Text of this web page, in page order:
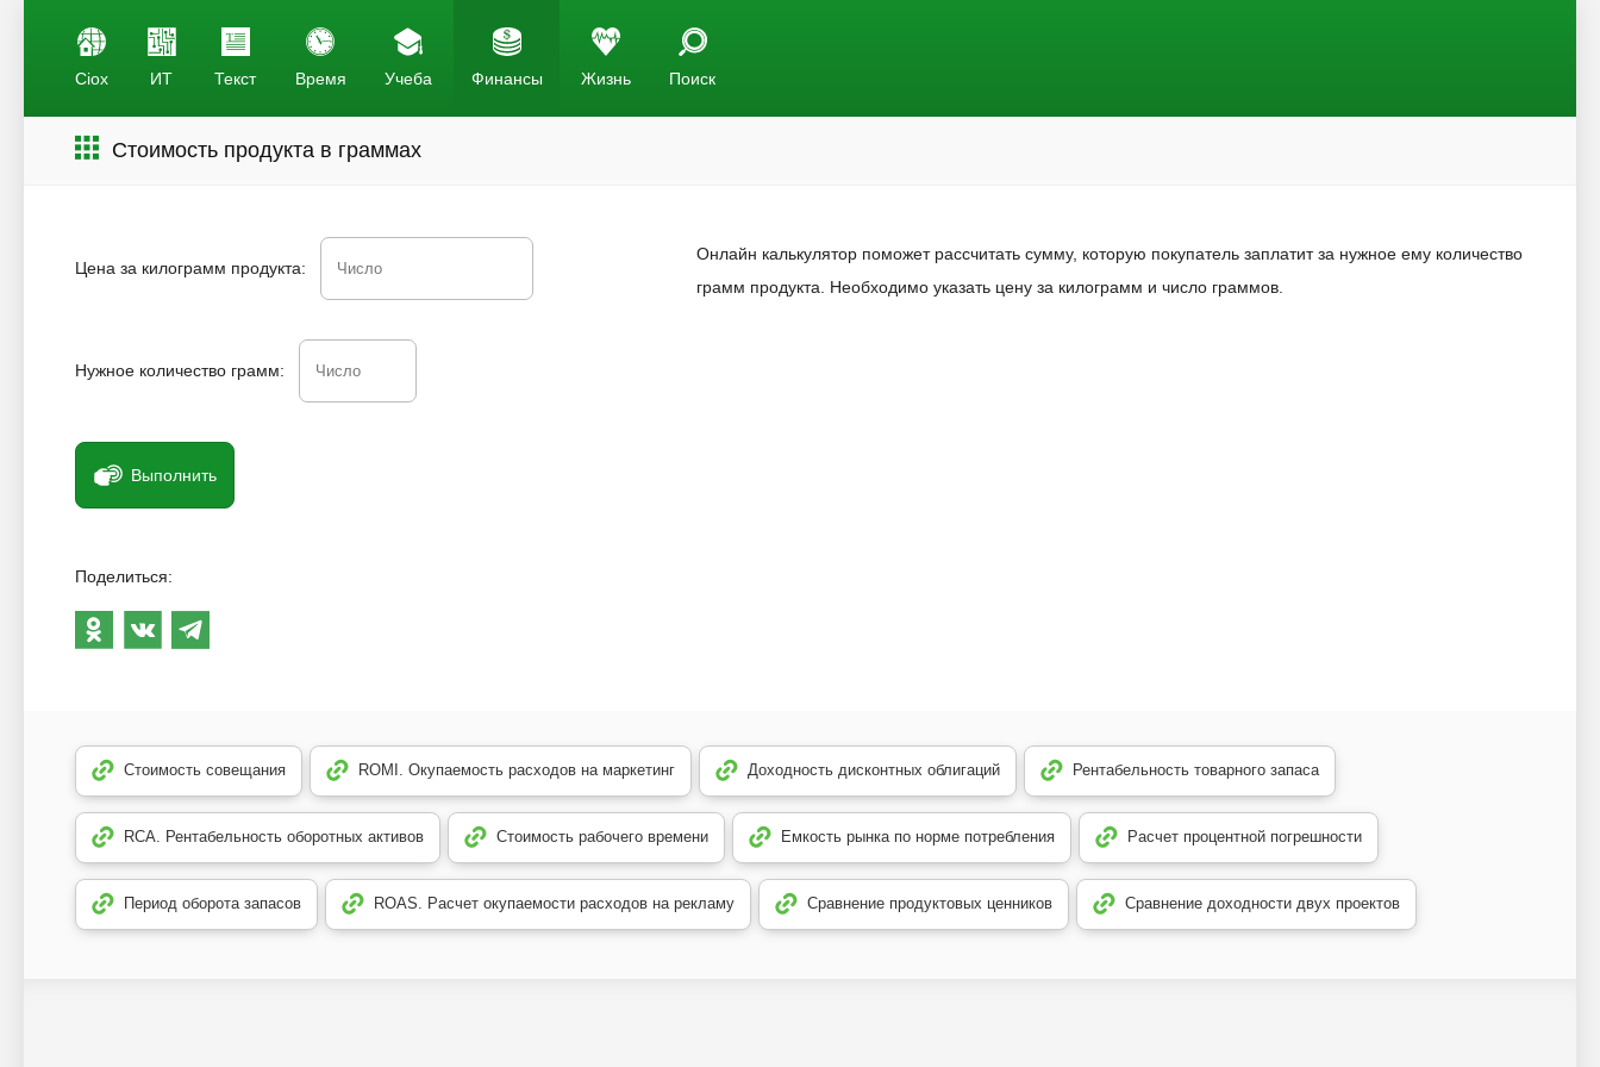
Ciox ИТ Текст Время Учеба Финансы Жизнь Поиск
Стоимость продукта в граммах
Цена за килограмм продукта:
Нужное количество грамм:
Выполнить
Поделиться:
Онлайн калькулятор поможет рассчитать сумму, которую покупатель заплатит за нужное ему количество
грамм продукта. Необходимо указать цену за килограмм и число граммов.
Стоимость совещания ROMI. Окупаемость расходов на маркетинг Доходность дисконтных облигаций Рентабельность товарного запаса
RCA. Рентабельность оборотных активов Стоимость рабочего времени Емкость рынка по норме потребления Расчет процентной погрешности
Период оборота запасов ROAS. Расчет окупаемости расходов на рекламу Сравнение продуктовых ценников Сравнение доходности двух проектов